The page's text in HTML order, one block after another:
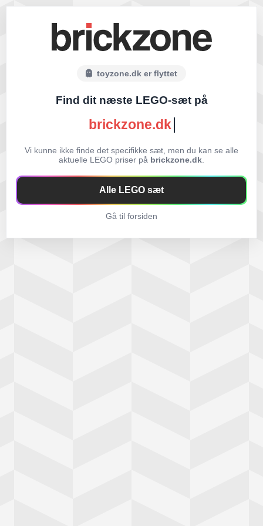
toyzone.dk er flyttet
Find dit næste LEGO-sæt på
brickzone.dk
Vi kunne ikke finde det specifikke sæt, men du kan se alle
aktuelle LEGO priser på brickzone.dk
Alle LEGO sæt
Gå til forsiden